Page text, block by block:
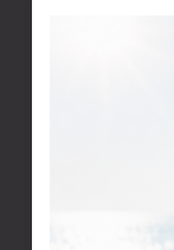
Елементи от
Елементи
Елементи
Елементи
Елементи